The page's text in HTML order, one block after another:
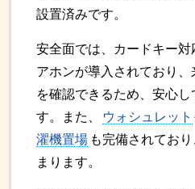
設置済みです。
安全面では、カードキー
アホンが導入されており
を確認できるため、安心
す。また、
ウォシュレット
濯機置場 も完備されてお
まります。